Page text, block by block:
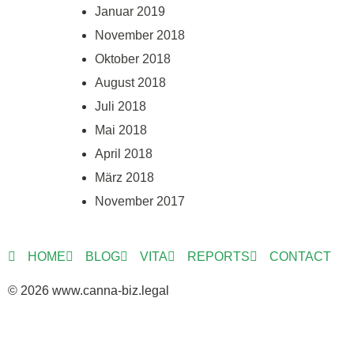
Januar 2019
November 2018
Oktober 2018
August 2018
Juli 2018
Mai 2018
April 2018
März 2018
November 2017
HOME BLOG VITA REPORTS CONTACT
© 2026 www.canna-biz.legal